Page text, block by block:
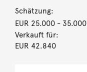
Schätzung:
EUR 25.000- 35.000
Verkauft für:
EUR 42.840